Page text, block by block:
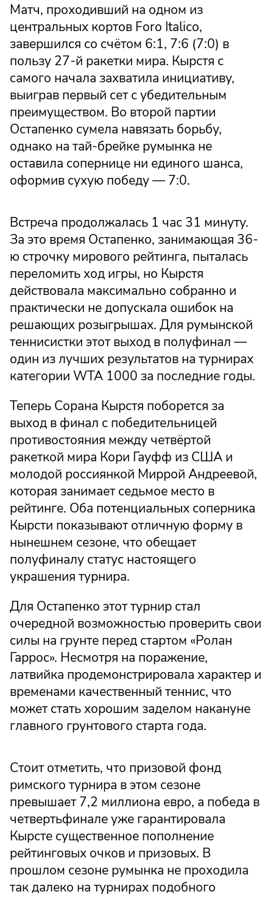
Матч, проходивший на одном из
центральных кортов Foro Italico,
завершился со счётом 6:1, 7:6 (7:0) в
пользу 27-й ракетки мира. Кырстя с
самого начала захватила инициативу,
выиграв первый сет с убедительным
преимуществом. Во второй партии
Остапенко сумела навязать борьбу,
однако на тай-брейке румынка не
оставила сопернице ни единого шанса,
оформив сухую победу — 7:0.
Встреча продолжалась 1 час 31 минуту.
За это время Остапенко, занимающая 36-
ю строчку мирового рейтинга, пыталась
переломить ход игры, но Кырстя
действовала максимально собранно и
практически не допускала ошибок на
решающих розыгрышах. Для румынской
теннисистки этот выход в полуфинал —
один из лучших результатов на турнирах
категории WTA 1000 за последние годы.
Теперь Сорана Кырстя поборется за
выход в финал с победительницей
противостояния между четвёртой
ракеткой мира Кори Гауфф из США и
молодой россиянкой Миррой Андреевой,
которая занимает седьмое место в
рейтинге. Оба потенциальных соперника
Кырсти показывают отличную форму в
нынешнем сезоне, что обещает
полуфиналу статус настоящего
украшения турнира.
Для Остапенко этот турнир стал
очередной возможностью проверить свои
силы на грунте перед стартом «Ролан
Гаррос». Несмотря на поражение,
латвийка продемонстрировала характер и
временами качественный теннис, что
может стать хорошим заделом накануне
главного грунтового старта года.
Стоит отметить, что призовой фонд
римского турнира в этом сезоне
превышает 7,2 миллиона евро, а победа в
четвертьфинале уже гарантировала
Кырсте существенное пополнение
рейтинговых очков и призовых. В
прошлом сезоне румынка не проходила
так далеко на турнирах подобного